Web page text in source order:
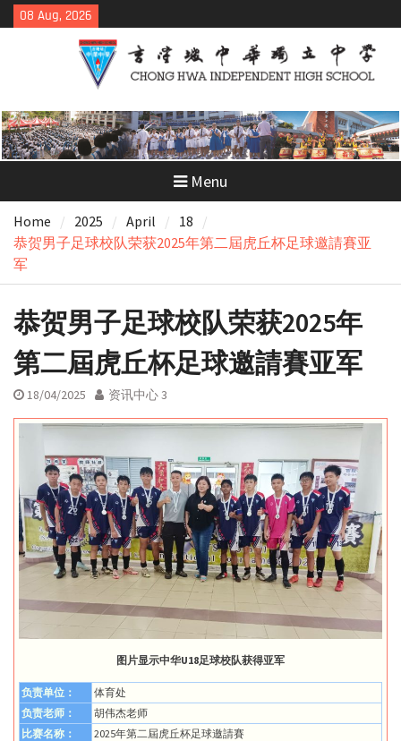
Skip
to
08 Aug, 2026
Menu
Home 2025 April
18
恭贺男子足球校队荣获2025年第二屆虎丘杯足球邀請賽亚
军
恭贺男子足球校队荣获2025年
第二屆虎丘杯足球邀請賽亚军
18/04/2025 资讯中心 3
图片显示中华U18足球校队获得亚军
负责单位：
体育处
负责老师：
胡伟杰老师
比赛名称：
2025年第二屆虎丘杯足球邀請賽